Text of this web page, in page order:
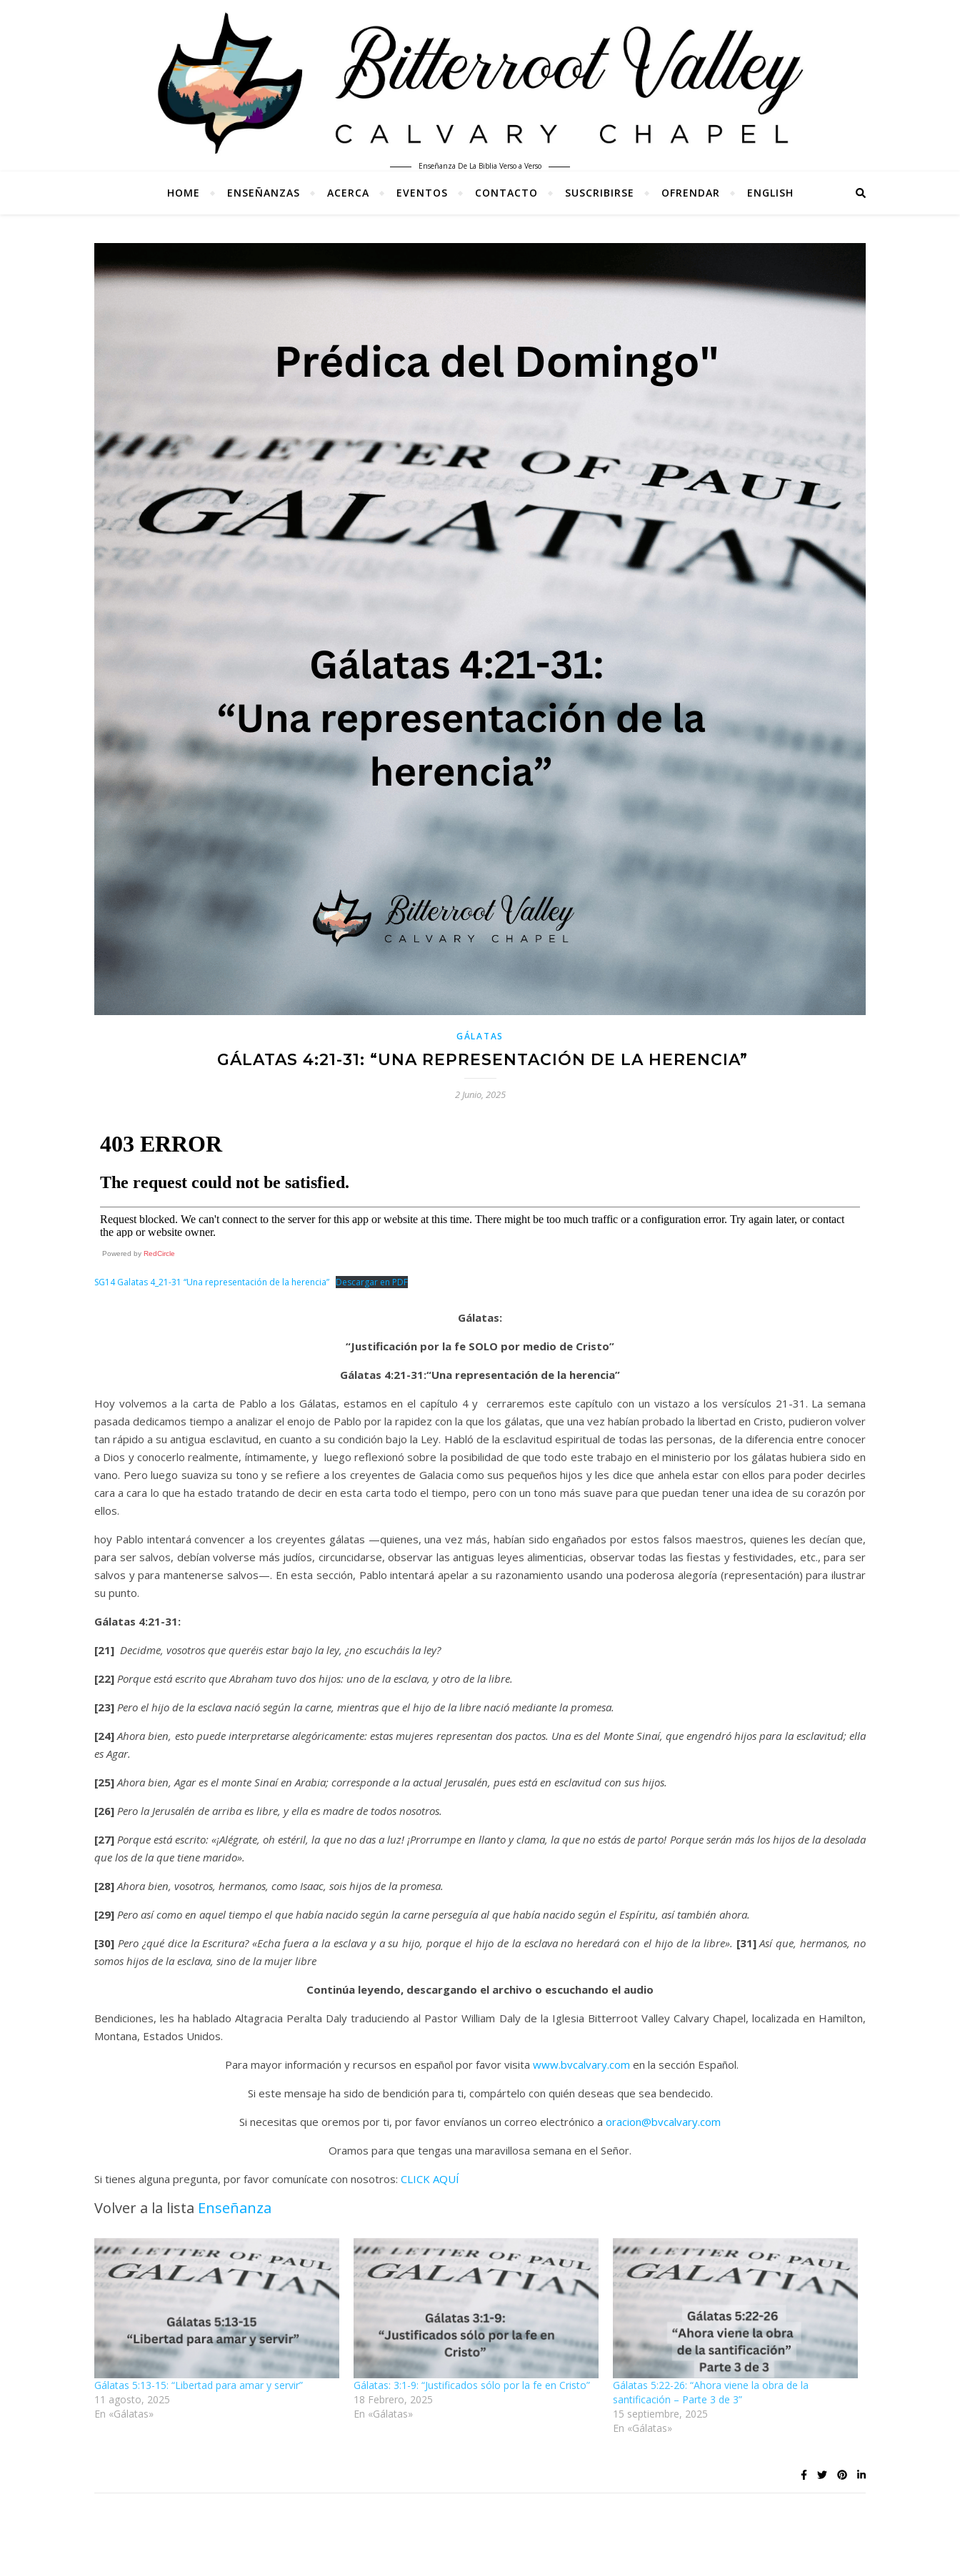
Enseñanza De La Biblia Verso a Verso
HOME ENSEÑANZAS ACERCA EVENTOS CONTACTO SUSCRIBIRSE OFRENDAR ENGLISH
GÁLATAS
GÁLATAS 4:21-31: “UNA REPRESENTACIÓN DE LA HERENCIA”
2 Junio, 2025
Powered by RedCircle
SG14 Galatas 4_21-31 “Una representación de la herencia” Descargar en PDF
Gálatas:
“Justificación por la fe SOLO por medio de Cristo”
Gálatas 4:21-31:“Una representación de la herencia”
Hoy volvemos a la carta de Pablo a los Gálatas, estamos en el capítulo 4 y cerraremos este capítulo con un vistazo a los versículos 21-31. La semana
pasada dedicamos tiempo a analizar el enojo de Pablo por la rapidez con la que los gálatas, que una vez habían probado la libertad en Cristo, pudieron volver
tan rápido a su antigua esclavitud, en cuanto a su condición bajo la Ley. Habló de la esclavitud espiritual de todas las personas, de la diferencia entre conocer
a Dios y conocerlo realmente, íntimamente, y luego reflexionó sobre la posibilidad de que todo este trabajo en el ministerio por los gálatas hubiera sido en
vano. Pero luego suaviza su tono y se refiere a los creyentes de Galacia como sus pequeños hijos y les dice que anhela estar con ellos para poder decirles
cara a cara lo que ha estado tratando de decir en esta carta todo el tiempo, pero con un tono más suave para que puedan tener una idea de su corazón por
ellos.
hoy Pablo intentará convencer a los creyentes gálatas —quienes, una vez más, habían sido engañados por estos falsos maestros, quienes les decían que,
para ser salvos, debían volverse más judíos, circuncidarse, observar las antiguas leyes alimenticias, observar todas las fiestas y festividades, etc., para ser
salvos y para mantenerse salvos—. En esta sección, Pablo intentará apelar a su razonamiento usando una poderosa alegoría (representación) para ilustrar
su punto.
Gálatas 4:21-31:
[21] Decidme, vosotros que queréis estar bajo la ley, ¿no escucháis la ley?
[22] Porque está escrito que Abraham tuvo dos hijos: uno de la esclava, y otro de la libre.
[23] Pero el hijo de la esclava nació según la carne, mientras que el hijo de la libre nació mediante la promesa.
[24] Ahora bien, esto puede interpretarse alegóricamente: estas mujeres representan dos pactos. Una es del Monte Sinaí, que engendró hijos para la esclavitud; ella
es Agar.
[25] Ahora bien, Agar es el monte Sinaí en Arabia; corresponde a la actual Jerusalén, pues está en esclavitud con sus hijos.
[26] Pero la Jerusalén de arriba es libre, y ella es madre de todos nosotros.
[27] Porque está escrito: «¡Alégrate, oh estéril, la que no das a luz! ¡Prorrumpe en llanto y clama, la que no estás de parto! Porque serán más los hijos de la desolada
que los de la que tiene marido».
[28] Ahora bien, vosotros, hermanos, como Isaac, sois hijos de la promesa.
[29] Pero así como en aquel tiempo el que había nacido según la carne perseguía al que había nacido según el Espíritu, así también ahora.
[30] Pero ¿qué dice la Escritura? «Echa fuera a la esclava y a su hijo, porque el hijo de la esclava no heredará con el hijo de la libre». [31] Así que, hermanos, no
somos hijos de la esclava, sino de la mujer libre
Continúa leyendo, descargando el archivo o escuchando el audio
Bendiciones, les ha hablado Altagracia Peralta Daly traduciendo al Pastor William Daly de la Iglesia Bitterroot Valley Calvary Chapel, localizada en Hamilton,
Montana, Estados Unidos.
Para mayor información y recursos en español por favor visita www.bvcalvary.com en la sección Español.
Si este mensaje ha sido de bendición para ti, compártelo con quién deseas que sea bendecido.
Si necesitas que oremos por ti, por favor envíanos un correo electrónico a oracion@bvcalvary.com
Oramos para que tengas una maravillosa semana en el Señor.
Si tienes alguna pregunta, por favor comunícate con nosotros: CLICK AQUÍ
Volver a la lista Enseñanza
Gálatas 5:13-15: “Libertad para amar y servir”
11 agosto, 2025
En «Gálatas»
Gálatas: 3:1-9: “Justificados sólo por la fe en Cristo”
18 Febrero, 2025
En «Gálatas»
Gálatas 5:22-26: “Ahora viene la obra de la
santificación – Parte 3 de 3”
15 septiembre, 2025
En «Gálatas»